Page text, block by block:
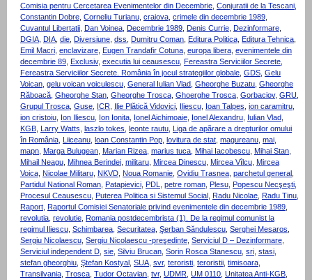
Comisia pentru Cercetarea Evenimentelor din Decembrie, Conjuratii de la Tescani,
Constantin Dobre, Corneliu Turianu, craiova, crimele din decembrie 1989,
Cuvantul Libertatii, Dan Voinea, Decembrie 1989, Denis Currie, Dezinformare,
DGIA, DIA, die, Diversiune, dss, Dumitru Coman, Editura Politica, Editura Tehnica,
Emil Macri, enclavizare, Eugen Trandafir Cotuna, europa libera, evenimentele din
decembrie 89, Exclusiv, executia lui ceausescu, Fereastra Serviciilor Secrete,
Fereastra Serviciilor Secrete. România în jocul strategiilor globale, GDS, Gelu
Voican, gelu voican voiculescu, General Iulian Vlad, Gheorghe Buzatu, Gheorghe
Răboacă, Gheorghe Stan, Gheorghe Trosca, Ghoerghe Trosca, Gorbaciov, GRU,
Grupul Trosca, Guse, ICR, Ilie Plătică Vidovici, Iliescu, Ioan Talpes, ion caramitru,
ion cristoiu, Ion Iliescu, Ion Ionita, Ionel Aichimoaie, Ionel Alexandru, Iulian Vlad,
KGB, Larry Watts, laszlo tokes, leonte rautu, Liga de apãrare a drepturilor omului
în România, Liiceanu, loan Constantin Pop, lovitura de stat, magureanu, mai,
mapn, Marga Bulugean, Marian Rizea, marius tuca, Mihai Iacobescu, Mihai Stan,
Mihail Neagu, Mihnea Berindei, militaru, Mircea Dinescu, Mircea Vîlcu, Mircea
Voica, Nicolae Militaru, NKVD, Noua Romanie, Ovidiu Trasnea, parchetul general ,
Partidul National Roman, Patapievici, PDL, petre roman, Plesu, Popescu Necşeşti,
Procesul Ceausescu, Puterea Politica si Sistemul Social , Radu Nicolae, Radu Tinu,
Raport, Raportul Comisiei Senatoriale privind evenimentele din decembrie 1989,
revolutia, revolutie, Romania postdecembrista (1). De la regimul comunist la
regimul Iliescu, Schimbarea, Securitatea, Şerban Săndulescu, Serghei Mesaros,
Sergiu Nicolaescu, Sergiu Nicolaescu -preşedinte, Serviciul D – Dezinformare,
Serviciul independent D, sie, Silviu Brucan, Sorin Rosca Stanescu, sri, stasi,
stefan gheorghiu, Ştefan Kostyal , SUA, svr, teroristi, teroristii, timisoara,
Transilvania, Trosca, Tudor Octavian, tvr, UDMR, UM 0110, Unitatea Anti-KGB,